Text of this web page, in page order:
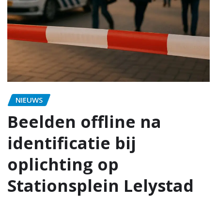
NIEUWS
Beelden offline na
identificatie bij
oplichting op
Stationsplein Lelystad